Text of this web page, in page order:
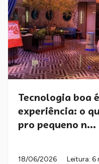
Tecnologia boa
experiência: o
pro pequeno n...
18/06/2026
Leitura: 6